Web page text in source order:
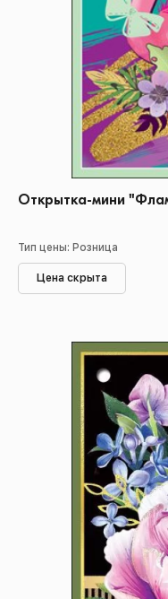
Открытка-мини
Тип цены: Розница
Цена скрыта